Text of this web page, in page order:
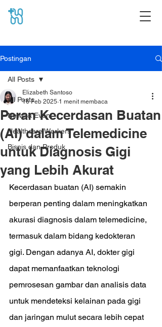
Postingan
All Posts
News & Event
Healthcare Workers
Bisnis dan Produk
All Posts
Peran Kecerdasan Buatan
(AI) dalam Telemedicine
untuk Diagnosis Gigi
yang Lebih Akurat
Elizabeth Santoso
16 Feb 2025 1 menit membaca
Kecerdasan buatan (AI) semakin
berperan penting dalam meningkatkan
akurasi diagnosis dalam telemedicine,
termasuk dalam bidang kedokteran
gigi. Dengan adanya AI, dokter gigi
dapat memanfaatkan teknologi
pemrosesan gambar dan analisis data
untuk mendeteksi kelainan pada gigi
dan jaringan mulut secara lebih cepat